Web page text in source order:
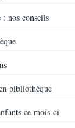
nos conseils
bibliothèque
ce mois-ci